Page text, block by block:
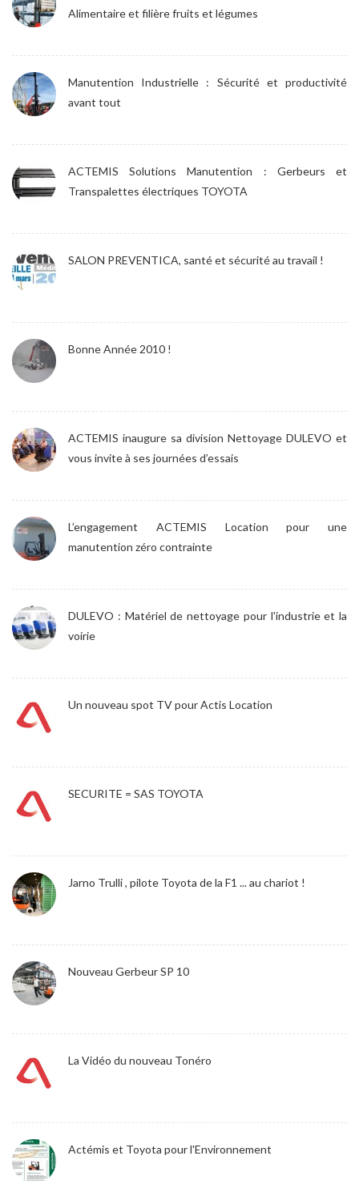
Alimentaire et filière fruits et légumes
Manutention Industrielle : Sécurité et productivité
avant tout
ACTEMIS Solutions Manutention : Gerbeurs et
Transpalettes électriques TOYOTA
SALON PREVENTICA, santé et sécurité au travail !
Bonne Année 2010 !
ACTEMIS inaugure sa division Nettoyage DULEVO et
vous invite à ses journées d’essais
L’engagement ACTEMIS Location pour une
manutention zéro contrainte
DULEVO : Matériel de nettoyage pour l'industrie et la
voirie
Un nouveau spot TV pour Actis Location
SECURITE = SAS TOYOTA
Jarno Trulli , pilote Toyota de la F1 ... au chariot !
Nouveau Gerbeur SP 10
La Vidéo du nouveau Tonéro
Actémis et Toyota pour l'Environnement